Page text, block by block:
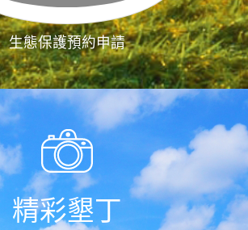
生態保護預約申請
精彩墾丁